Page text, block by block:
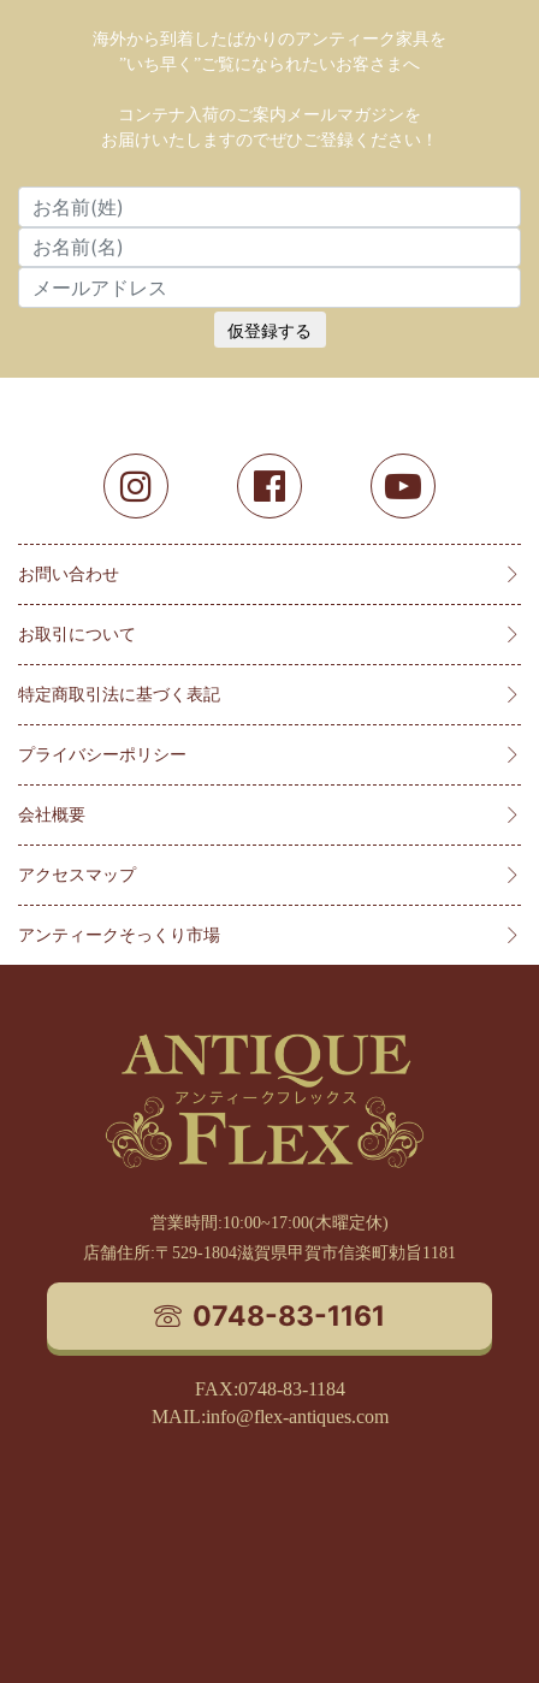
海外から到着したばかりのアンティーク家具を
”いち早く”ご覧になられたいお客さまへ
コンテナ入荷のご案内メールマガジンを
お届けいたしますのでぜひご登録ください！
仮登録する
お問い合わせ
お取引について
特定商取引法に基づく表記
プライバシーポリシー
会社概要
アクセスマップ
アンティークそっくり市場
営業時間:10:00~17:00(木曜定休)
店舗住所:〒529-1804滋賀県甲賀市信楽町勅旨1181
0748-83-1161
FAX:0748-83-1184
MAIL:info@flex-antiques.com